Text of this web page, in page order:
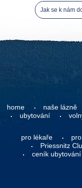
Jak se k nám
home naše lázně
ubytování
pro lékaře
Priessnitz
ceník ubytování